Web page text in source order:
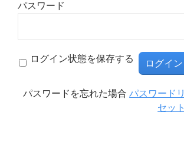
パスワード
ログイン状態を保存する
パスワードを忘れた場合パスワードリ
セット